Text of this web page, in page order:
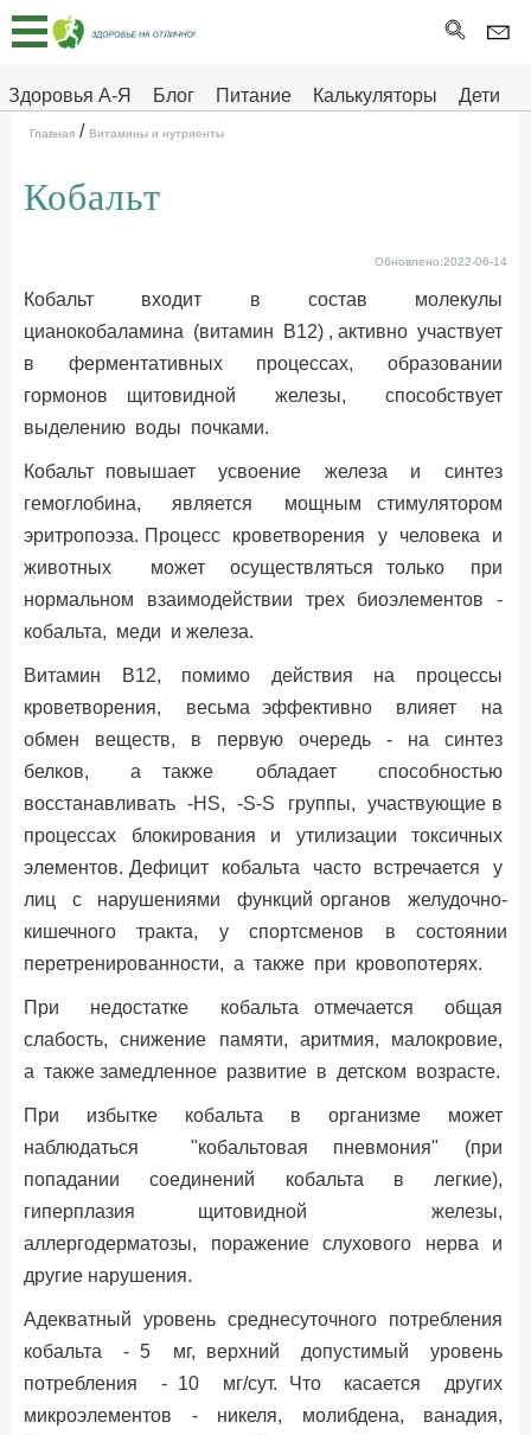
Здоровья А-Я Блог Питание Калькуляторы
Дети
Здоровье на отлично
Главная
Тесты
Про
ДЕТЯМ
Главная / Витамины и нутриенты
Кобальт
Обновлено:2022-06-14
Кобальт входит в состав молекулы
цианокобаламина (витамин В12) , активно участвует
в ферментативных процессах, образовании
гормонов щитовидной железы, способствует
выделению воды почками.
Кобальт повышает усвоение железа и синтез
гемоглобина, является мощным стимулятором
эритропоэза. Процесс кроветворения у человека и
животных может осуществляться только при
нормальном взаимодействии трех биоэлементов -
кобальта, меди и железа.
Витамин B12, помимо действия на процессы
кроветворения, весьма эффективно влияет на
обмен веществ, в первую очередь - на синтез
белков, а также обладает способностью
восстанавливать -HS, -S-S группы, участвующие в
процессах блокирования и утилизации токсичных
элементов. Дефицит кобальта часто встречается у
лиц с нарушениями функций органов желудочно-
кишечного тракта, у спортсменов в состоянии
перетренированности, а также при кровопотерях.
При недостатке кобальта отмечается общая
слабость, снижение памяти, аритмия, малокровие,
а также замедленное развитие в детском возрасте.
При избытке кобальта в организме может
наблюдаться "кобальтовая пневмония" (при
попадании соединений кобальта в легкие),
гиперплазия щитовидной железы,
аллергодерматозы, поражение слухового нерва и
другие нарушения.
Адекватный уровень среднесуточного потребления
кобальта - 5 мг, верхний допустимый уровень
потребления - 10 мг/сут. Что касается других
микроэлементов - никеля, молибдена, ванадия,